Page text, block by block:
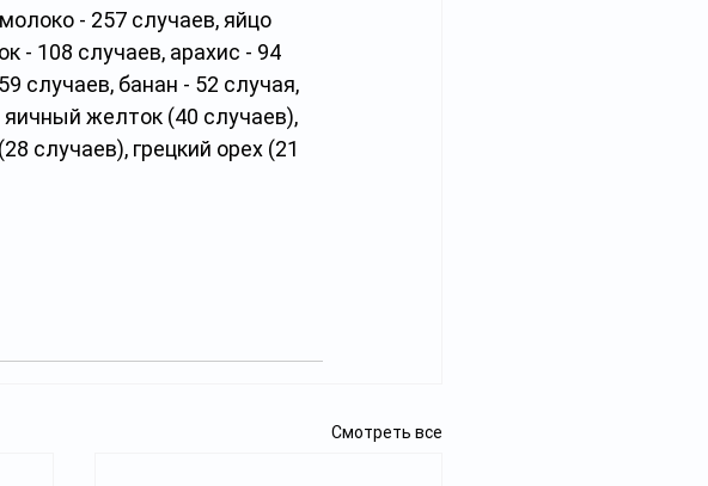
- 257 случаев, яйцо
- 108 случаев, арахис - 94
случаев, банан - 52 случая,
яичный желток (40 случаев),
случаев), грецкий орех (21
Смотреть все